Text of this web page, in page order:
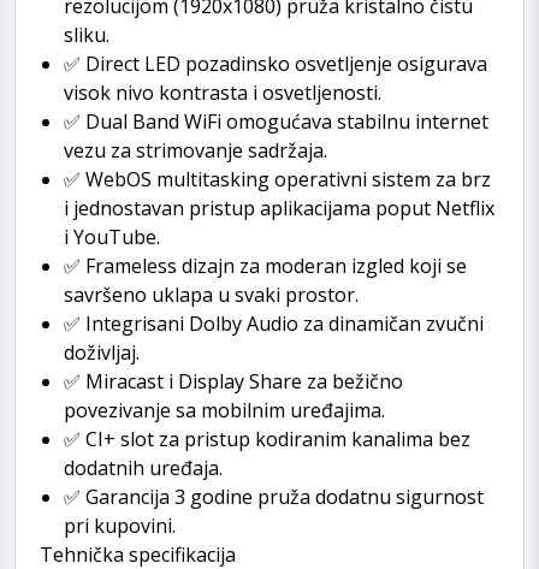
rezolucijom (1920x1080) pruža kristalno čistu
sliku.
✅ Direct LED pozadinsko osvetljenje osigurava
visok nivo kontrasta i osvetljenosti.
✅ Dual Band WiFi omogućava stabilnu internet
vezu za strimovanje sadržaja.
✅ WebOS multitasking operativni sistem za brz
i jednostavan pristup aplikacijama poput Netflix
i YouTube.
✅ Frameless dizajn za moderan izgled koji se
savršeno uklapa u svaki prostor.
✅ Integrisani Dolby Audio za dinamičan zvučni
doživljaj.
✅ Miracast i Display Share za bežično
povezivanje sa mobilnim uređajima.
✅ CI+ slot za pristup kodiranim kanalima bez
dodatnih uređaja.
✅ Garancija 3 godine pruža dodatnu sigurnost
pri kupovini.
Tehnička specifikacija